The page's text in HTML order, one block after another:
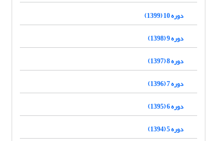
دوره 10 (1399)
دوره 9 (1398)
دوره 8 (1397)
دوره 7 (1396)
دوره 6 (1395)
دوره 5 (1394)